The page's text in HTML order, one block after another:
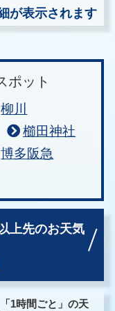
が表示されます
ポット
柳川
櫛田神社
博多阪急
上先のお天気
1時間ごと」の天